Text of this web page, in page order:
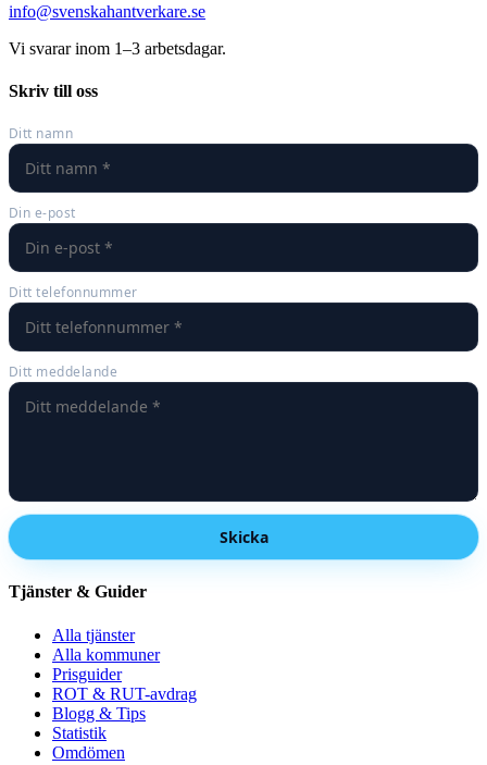
info@svenskahantverkare.se
Vi svarar inom 1–3 arbetsdagar.
Skriv till oss
Ditt namn
Din e-post
Ditt telefonnummer
Ditt meddelande
Skicka
Tjänster & Guider
Alla tjänster
Alla kommuner
Prisguider
ROT & RUT-avdrag
Blogg & Tips
Statistik
Omdömen